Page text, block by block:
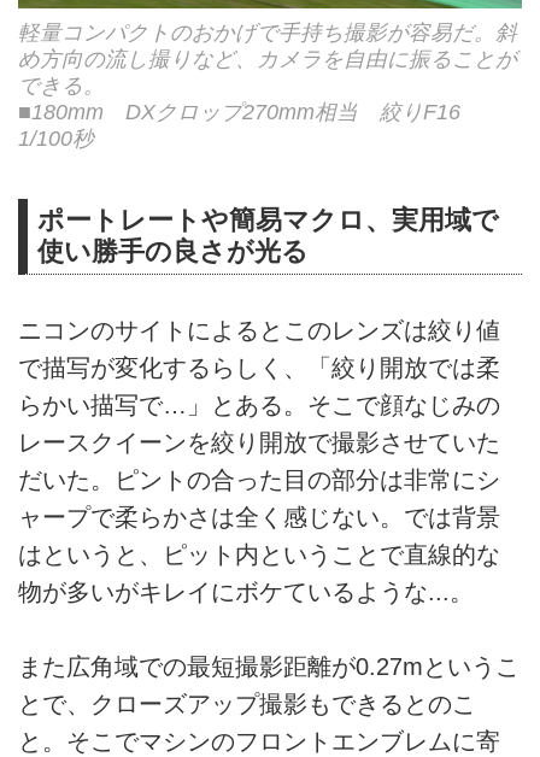
軽量コンパクトのおかげで手持ち撮影が容易だ。斜
め方向の流し撮りなど、カメラを自由に振ることが
できる。
■180mm DXクロップ270mm相当 絞りF16
1/100秒
ポートレートや簡易マクロ、実用域で
使い勝手の良さが光る
ニコンのサイトによるとこのレンズは絞り値
で描写が変化するらしく、「絞り開放では柔
らかい描写で…」とある。そこで顔なじみの
レースクイーンを絞り開放で撮影させていた
だいた。ピントの合った目の部分は非常にシ
ャープで柔らかさは全く感じない。では背景
はというと、ピット内ということで直線的な
物が多いがキレイにボケているような...。
また広角域での最短撮影距離が0.27mというこ
とで、クローズアップ撮影もできるとのこ
と。そこでマシンのフロントエンブレムに寄